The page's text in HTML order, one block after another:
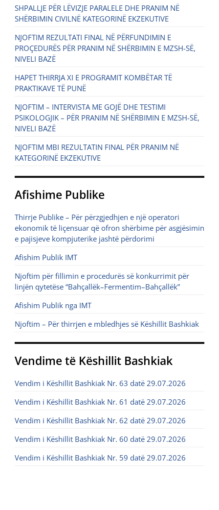
SHPALLJE PËR LËVIZJE PARALELE DHE PRANIM NË
SHËRBIMIN CIVILNË KATEGORINË EKZEKUTIVE
NJOFTIM REZULTATI FINAL NË PËRFUNDIMIN E
PROÇEDURËS PËR PRANIM NË SHËRBIMIN E MZSH-SË,
NIVELI BAZË
HAPET THIRRJA XI E PROGRAMIT KOMBËTAR TË
PRAKTIKAVE TË PUNË
NJOFTIM – INTERVISTA ME GOJË DHE TESTIMI
PSIKOLOGJIK – PËR PRANIM NË SHËRBIMIN E MZSH-SË,
NIVELI BAZË
NJOFTIM MBI REZULTATIN FINAL PËR PRANIM NË
KATEGORINË EKZEKUTIVE
Afishime Publike
Thirrje Publike – Për përzgjedhjen e një operatori
ekonomik të liçensuar që ofron shërbime për asgjësimin
e pajisjeve kompjuterike jashtë përdorimi
Afishim Publik IMT
Njoftim për fillimin e procedurës së konkurrimit për
linjën qytetëse “Bahçallëk–Fermentim–Bahçallëk”
Afishim Publik nga IMT
Njoftim – Për thirrjen e mbledhjes së Këshillit Bashkiak
Vendime të Këshillit Bashkiak
Vendim i Këshillit Bashkiak Nr. 63 datë 29.07.2026
Vendim i Këshillit Bashkiak Nr. 61 datë 29.07.2026
Vendim i Këshillit Bashkiak Nr. 62 datë 29.07.2026
Vendim i Këshillit Bashkiak Nr. 60 datë 29.07.2026
Vendim i Këshillit Bashkiak Nr. 59 datë 29.07.2026